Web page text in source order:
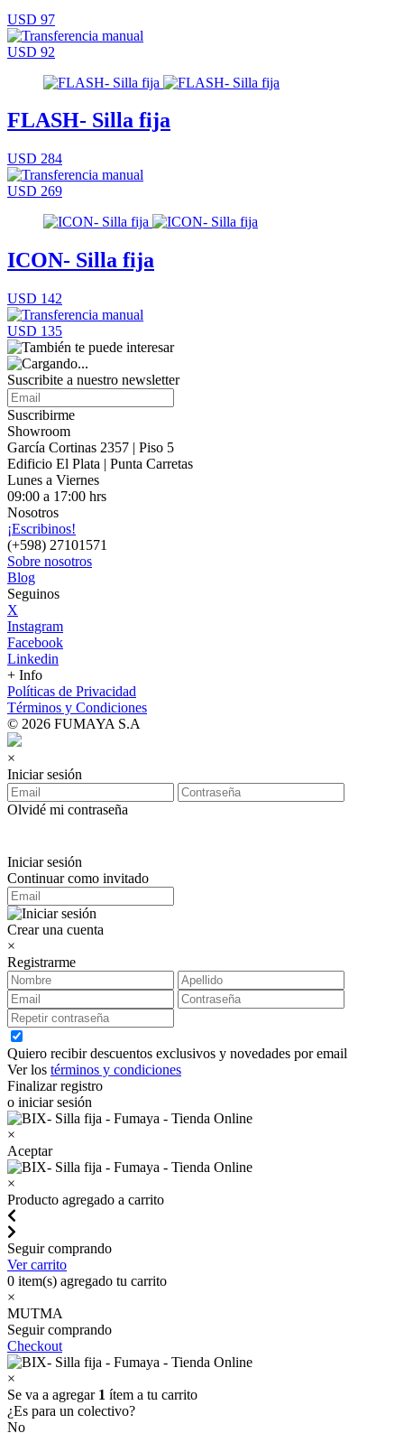
USD 97
USD 92
FLASH- Silla fija
USD 284
USD 269
ICON- Silla fija
USD 142
USD 135
Suscribite a nuestro newsletter
Suscribirme
Showroom
García Cortinas 2357 | Piso 5
Edificio El Plata | Punta Carretas
Lunes a Viernes
09:00 a 17:00 hrs
Nosotros
¡Escribinos!
(+598) 27101571
Sobre nosotros
Blog
Seguinos
X
Instagram
Facebook
Linkedin
+ Info
Políticas de Privacidad
Términos y Condiciones
© 2026 FUMAYA S.A
×
Iniciar sesión
Olvidé mi contraseña
Iniciar sesión
Continuar como invitado
Crear una cuenta
×
Registrarme
Quiero recibir descuentos exclusivos y novedades por email
Ver los términos y condiciones
Finalizar registro
o iniciar sesión
×
Aceptar
×
Producto agregado a carrito
Seguir comprando
Ver carrito
0 item(s) agregado tu carrito
×
MUTMA
Seguir comprando
Checkout
×
Se va a agregar 1 ítem a tu carrito
¿Es para un colectivo?
No